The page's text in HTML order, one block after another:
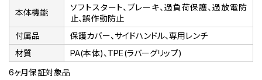
本体機能
ソフトスタート、ブレーキ、過負荷保護、過放電防
止、誤作動防止
付属品
保護カバー、サイドハンドル、専用レンチ
材質
PA(本体)、TPE(ラバーグリップ)
6ヶ月保証対象品